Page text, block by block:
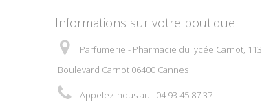
Informations sur votre boutique
Parfumerie - Pharmacie du lycée Carnot, 113
Boulevard Carnot 06400 Cannes
Appelez-nous au : 04 93 45 87 37